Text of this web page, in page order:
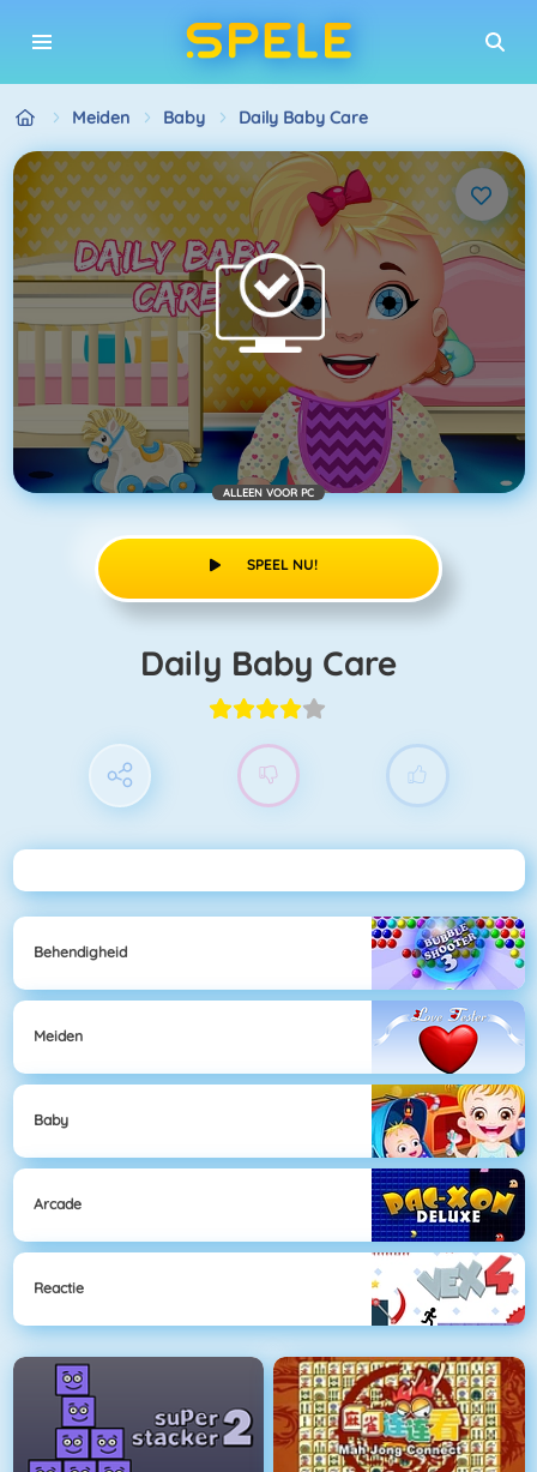
Meiden Baby Daily Baby Care
ALLEEN VOOR PC
SPEEL NU!
Daily Baby Care
Behendigheid
Meiden
Baby
Arcade
Reactie